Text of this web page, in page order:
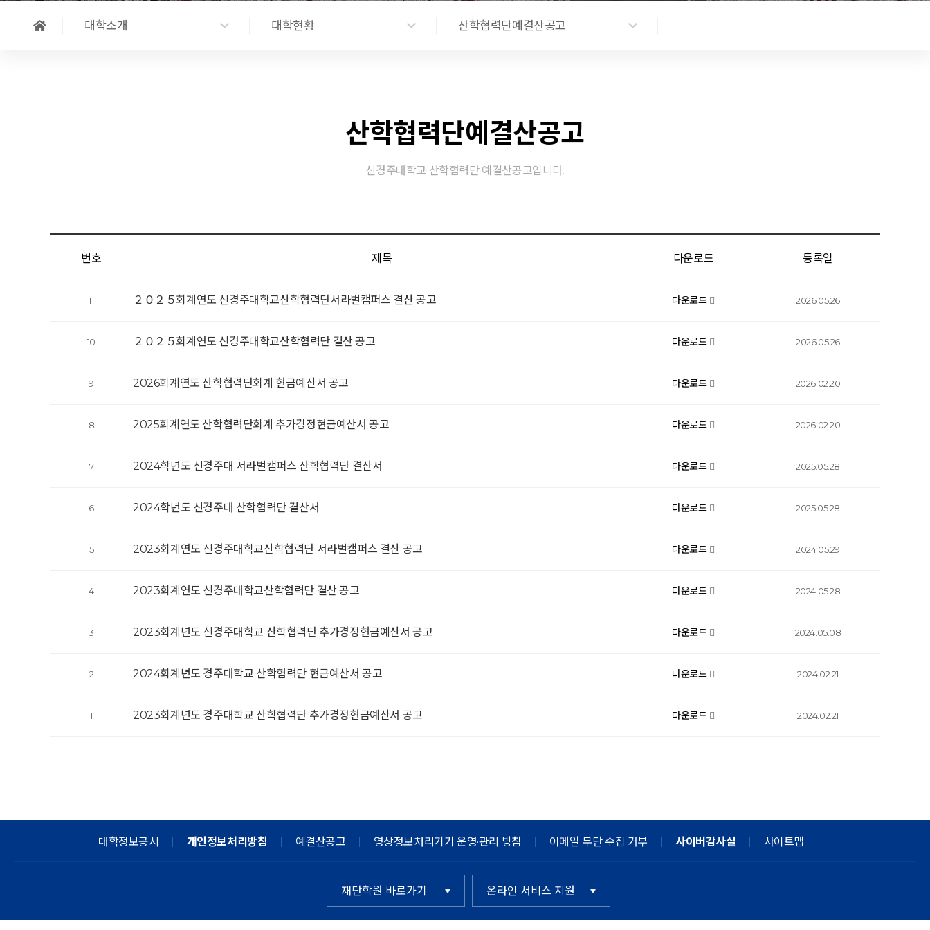
대학소개 대학현황 산학협력단예결산공고
산학협력단예결산공고
신경주대학교 산학협력단 예결산공고입니다.
번호 제목 다운로드 등록일
11 ２０２５회계연도 신경주대학교산학협력단서라벌캠퍼스 결산 공고 다운로드 2026.05.26
10 ２０２５회계연도 신경주대학교산학협력단 결산 공고 다운로드 2026.05.26
9 2026회계연도 산학협력단회계 현금예산서 공고 다운로드 2026.02.20
8 2025회계연도 산학협력단회계 추가경정현금예산서 공고 다운로드 2026.02.20
7 2024학년도 신경주대 서라벌캠퍼스 산학협력단 결산서 다운로드 2025.05.28
6 2024학년도 신경주대 산학협력단 결산서 다운로드 2025.05.28
5 2023회계연도 신경주대학교산학협력단 서라벌캠퍼스 결산 공고 다운로드 2024.05.29
4 2023회계연도 신경주대학교산학협력단 결산 공고 다운로드 2024.05.28
3 2023회계년도 신경주대학교 산학협력단 추가경정현금예산서 공고 다운로드 2024.05.08
2 2024회계년도 경주대학교 산학협력단 현금예산서 공고 다운로드 2024.02.21
1 2023회계년도 경주대학교 산학협력단 추가경정현금예산서 공고 다운로드 2024.02.21
대학정보공시 개인정보처리방침 예결산공고 영상정보처리기기 운영·관리 방침 이메일 무단 수집 거부 사이버감사실 사이트맵
재단학원 바로가기 온라인 서비스 지원